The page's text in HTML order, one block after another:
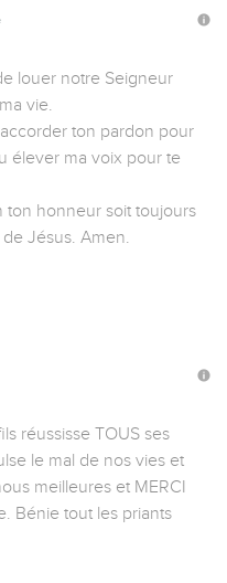
louer notre Seigneur
vie.
ton pardon pour
élever ma voix pour te
ton honneur soit toujours
Jésus. Amen.
réussisse TOUS ses
le mal de nos vies et
meilleures et MERCI
Bénie tout les priants